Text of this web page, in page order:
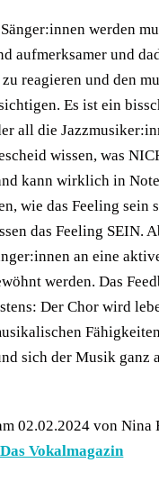
werden
aufmerksamer und
reagieren und den
Es ist ein
all die
wissen, was
kann wirklich in
wie das Feeling sein
das Feeling SEIN.
an eine
werden. Das
Der Chor wird
sich der Musik ganz
02.02.2024 von Nina
Vokalmagazin